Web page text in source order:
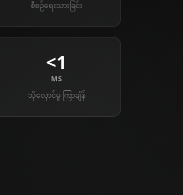
စီစဉ်ရေးသားခြင်း
<1
MS
သိုလှောင်မှု ကြာချိန်